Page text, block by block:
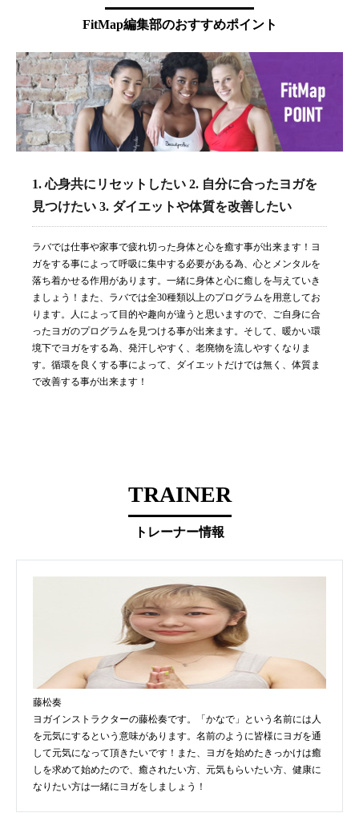
FitMap編集部のおすすめポイント
1. 心身共にリセットしたい 2. 自分に合ったヨガを
見つけたい 3. ダイエットや体質を改善したい
ラバでは仕事や家事で疲れ切った身体と心を癒す事が出来ます！ヨ
ガをする事によって呼吸に集中する必要がある為、心とメンタルを
落ち着かせる作用があります。一緒に身体と心に癒しを与えていき
ましょう！また、ラバでは全30種類以上のプログラムを用意してお
ります。人によって目的や趣向が違うと思いますので、ご自身に合
ったヨガのプログラムを見つける事が出来ます。そして、暖かい環
境下でヨガをする為、発汗しやすく、老廃物を流しやすくなりま
す。循環を良くする事によって、ダイエットだけでは無く、体質ま
で改善する事が出来ます！
TRAINER
トレーナー情報
藤松奏
ヨガインストラクターの藤松奏です。「かなで」という名前には人
を元気にするという意味があります。名前のように皆様にヨガを通
して元気になって頂きたいです！また、ヨガを始めたきっかけは癒
しを求めて始めたので、癒されたい方、元気もらいたい方、健康に
なりたい方は一緒にヨガをしましょう！